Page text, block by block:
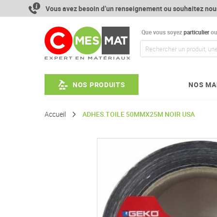
contenu
Vous avez besoin d’un renseignement ou souhaitez
Que vous soyezparticulierou
NOS PRODUITS NOS
Accueil ADHES.TOILE 50MMX25M NOIR USA